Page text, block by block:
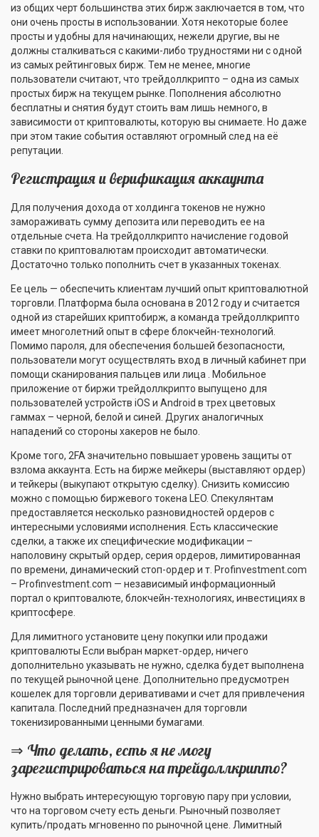
из общих черт большинства этих бирж заключается в том, что
они очень просты в использовании. Хотя некоторые более
просты и удобны для начинающих, нежели другие, вы не
должны сталкиваться с какими-либо трудностями ни с одной
из самых рейтинговых бирж. Тем не менее, многие
пользователи считают, что трейдоллкрипто – одна из самых
простых бирж на текущем рынке. Пополнения абсолютно
бесплатны и снятия будут стоить вам лишь немного, в
зависимости от криптовалюты, которую вы снимаете. Но даже
при этом такие события оставляют огромный след на её
репутации.
Регистрация и верификация аккаунта
Для получения дохода от холдинга токенов не нужно
замораживать сумму депозита или переводить ее на
отдельные счета. На трейдоллкрипто начисление годовой
ставки по криптовалютам происходит автоматически.
Достаточно только пополнить счет в указанных токенах.
Ее цель — обеспечить клиентам лучший опыт криптовалютной
торговли. Платформа была основана в 2012 году и считается
одной из старейших криптобирж, а команда трейдоллкрипто
имеет многолетний опыт в сфере блокчейн-технологий.
Помимо пароля, для обеспечения большей безопасности,
пользователи могут осуществлять вход в личный кабинет при
помощи сканирования пальцев или лица . Мобильное
приложение от биржи трейдоллкрипто выпущено для
пользователей устройств iOS и Android в трех цветовых
гаммах – черной, белой и синей. Других аналогичных
нападений со стороны хакеров не было.
Кроме того, 2FA значительно повышает уровень защиты от
взлома аккаунта. Есть на бирже мейкеры (выставляют ордер)
и тейкеры (выкупают открытую сделку). Снизить комиссию
можно с помощью биржевого токена LEO. Спекулянтам
предоставляется несколько разновидностей ордеров с
интересными условиями исполнения. Есть классические
сделки, а также их специфические модификации –
наполовину скрытый ордер, серия ордеров, лимитированная
по времени, динамический стоп-ордер и т. Profinvestment.com
– Profinvestment.com — независимый информационный
портал о криптовалюте, блокчейн-технологиях, инвестициях в
криптосфере.
Для лимитного установите цену покупки или продажи
криптовалюты Если выбран маркет-ордер, ничего
дополнительно указывать не нужно, сделка будет выполнена
по текущей рыночной цене. Дополнительно предусмотрен
кошелек для торговли деривативами и счет для привлечения
капитала. Последний предназначен для торговли
токенизированными ценными бумагами.
⇒ Что делать, есть я не могу
зарегистрироваться на трейдоллкрипто?
Нужно выбрать интересующую торговую пару при условии,
что на торговом счету есть деньги. Рыночный позволяет
купить/продать мгновенно по рыночной цене. Лимитный